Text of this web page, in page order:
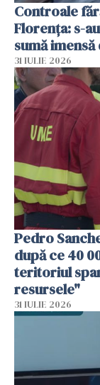
Controale
Florența: s-
sumă
31 IULIE 2026
Pedro
după ce 40
teritoriul
resursele"
31 IULIE 2026